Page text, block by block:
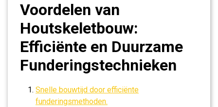
Voordelen van
Houtskeletbouw:
Efficiënte en Duurzame
Funderingstechnieken
Snelle bouwtijd door efficiënte
funderingsmethoden.